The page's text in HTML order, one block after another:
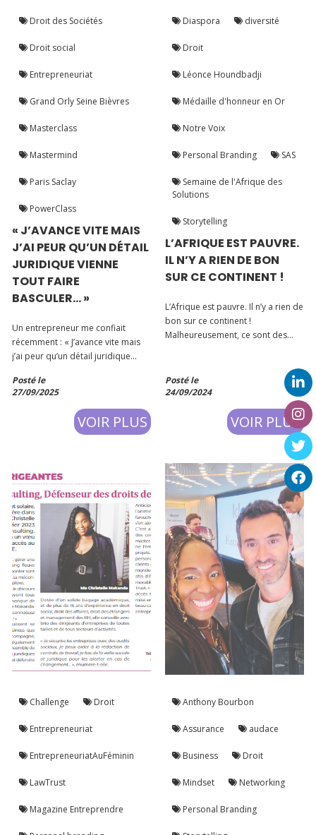
« J’AVANCE VITE MAIS
J’AI PEUR QU’UN DÉTAIL
JURIDIQUE VIENNE
TOUT FAIRE
BASCULER… »
Un entrepreneur me confiait
récemment : « J’avance vite mais
j’ai peur qu’un détail juridique
c’est exactement ça : le droit n’est
pas qu’une contrainte, c’est un
Posté le
27/09/2025
VOIR PLUS
Droit des Sociétés
Droit social
Entrepreneuriat
Grand Orly Seine Bièvres
Masterclass
Mastermind
Paris Saclay
PowerClass
L’AFRIQUE EST PAUVRE.
IL N’Y A RIEN DE BON
SUR CE CONTINENT !
L’Afrique est pauvre. Il n’y a rien de
bon sur ce continent !
Malheureusement, ce sont des
dans mon entourage proche ou
pas et/ou dans des contextes
professionnels. Laissez-moi vous
Posté le
24/09/2024
VOIR PLUS
Diaspora diversité
Droit
Léonce Houndbadji
Médaille d'honneur en Or
Notre Voix
Personal Branding SAS
Semaine de l'Afrique des
Solutions
Storytelling
Challenge Droit
Entrepreneuriat
EntrepreneuriatAuFéminin
LawTrust
Magazine Entreprendre
Anthony Bourbon
Assurance audace
Business Droit
Mindset Networking
Personal Branding